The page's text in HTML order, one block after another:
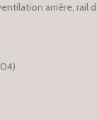
arrière, rail